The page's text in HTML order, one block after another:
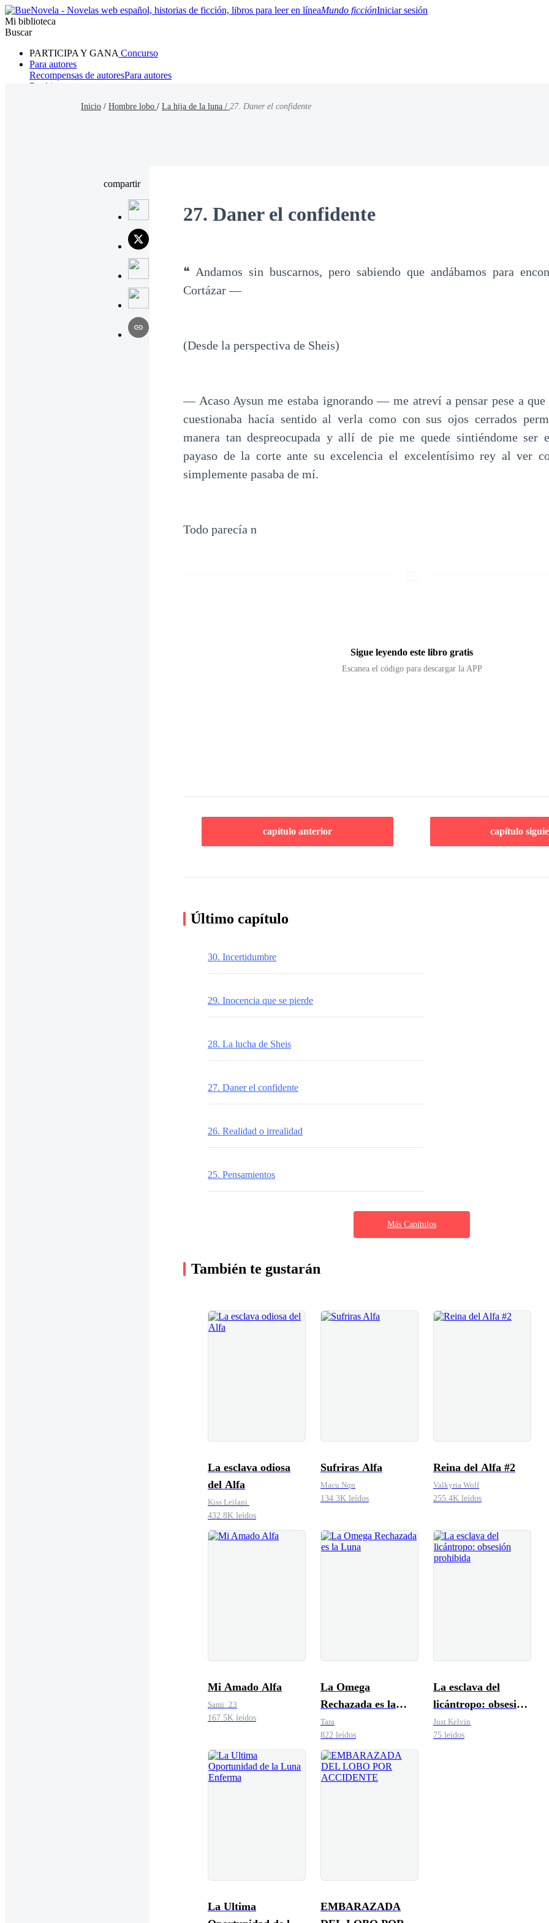
Mundo ficciónIniciar sesión
Mi biblioteca
Buscar
PARTICIPA Y GANA Concurso
Para autores
Recompensas de autoresPara autores
Ranking
Inicio / Hombre lobo / La hija de la luna / 27. Daner el confidente
compartir
27. Daner el confidente
❝ Andamos sin buscarnos, pero sabiendo que andábamos para
Cortázar —
(Desde la perspectiva de Sheis)
— Acaso Aysun me estaba ignorando — me atreví a pensar pese a
cuestionaba hacía sentido al verla como con sus ojos cerrados
manera tan despreocupada y allí de pie me quede sintiéndome ser
payaso de la corte ante su excelencia el excelentísimo rey al ver
simplemente pasaba de mí.
Todo parecía n
Sigue leyendo este libro gratis
Escanea el código para descargar la APP
capítulo anterior capítulo
Último capítulo
30. Incertidumbre
29. Inocencia que se pierde
28. La lucha de Sheis
27. Daner el confidente
26. Realidad o irrealidad
25. Pensamientos
Más Capítulos
También te gustarán
La esclava odiosa
del Alfa
Kiss Leilani
432.8K leídos
Sufriras Alfa
Macu Nqn
134.3K leídos
Reina del Alfa #2
Valkyria Wolf
255.4K leídos
Mi Amado Alfa
Sami_23
167.5K leídos
La Omega
Rechazada es la
Luna
Tara
822 leídos
La esclava del
licántropo: obsesión
prohibida
Just Kelvin
75 leídos
La Ultima
EMBARAZADA